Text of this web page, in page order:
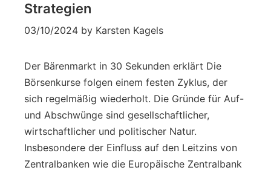
Strategien
03/10/2024 by Karsten Kagels
Der Bärenmarkt in 30 Sekunden erklärt Die
Börsenkurse folgen einem festen Zyklus, der
sich regelmäßig wiederholt. Die Gründe für Auf-
und Abschwünge sind gesellschaftlicher,
wirtschaftlicher und politischer Natur.
Insbesondere der Einfluss auf den Leitzins von
Zentralbanken wie die Europäische Zentralbank